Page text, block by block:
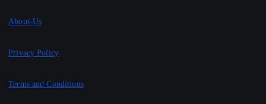
About-Us
Privacy Policy
Terms and Conditions